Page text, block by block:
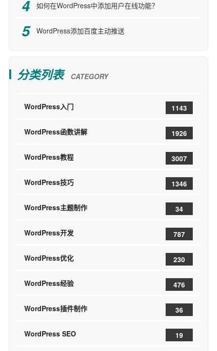
如何在WordPress中添加用户在线功能？
WordPress添加百度主动推送
分类列表 CATEGORY
WordPress入门 1143
WordPress函数讲解 1926
WordPress教程 3007
WordPress技巧 1346
WordPress主题制作 34
WordPress开发 787
WordPress优化 230
WordPress经验 476
WordPress插件制作 36
WordPress SEO 19